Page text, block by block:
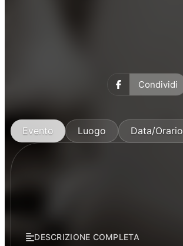
Condividi
Evento Luogo Data/Orario
DESCRIZIONE COMPLETA